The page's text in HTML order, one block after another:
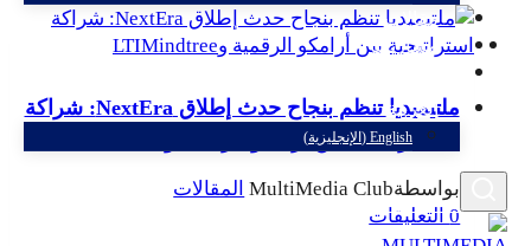
مقالات
مشاريعنا
العربية
English
( الإنجليزية)
ملتيميديا تنظم بنجاح حدث إطلاق NextEra: شراكة
استراتيجية بين أرامكو الرقمية وLTIMindtree
بواسطةMultiMedia Club المقالات
0 التعليقات